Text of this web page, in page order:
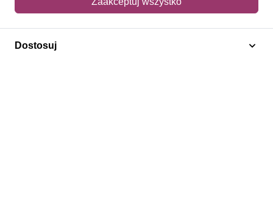
Adres dostawy
Polecamy
Dostosuj